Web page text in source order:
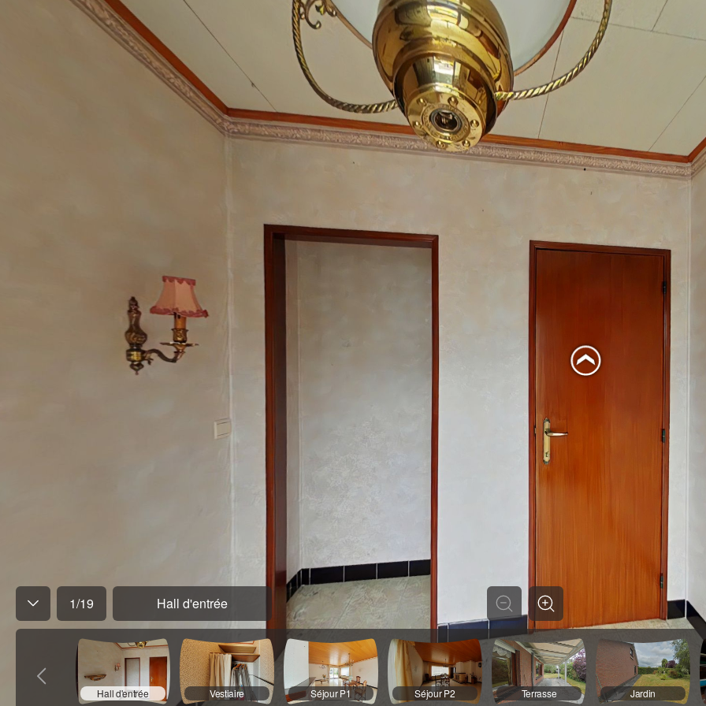
1/19 Hall d'entrée
Hall d'entrée Vestiaire Séjour P1 Séjour P2 Terrasse Jardin